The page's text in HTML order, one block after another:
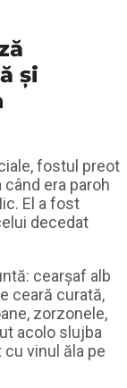
şi
fostul preot
era paroh
El a fost
decedat
cearşaf alb
ceară curată,
zorzonele,
acolo slujba
vinul ăla pe